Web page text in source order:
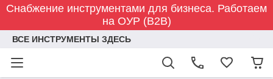
Снабжение инструментами для бизнеса. Работаем
на ОУР (B2B)
ВСЕ ИНСТРУМЕНТЫ ЗДЕСЬ